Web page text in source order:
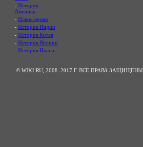
- История
Америки
- Новое время
- История Индии
- История Китая
- История Японии
- История Ирана
© WIKI.RU, 2008–2017 Г. ВСЕ ПРАВА ЗАЩИЩЕНЫ.